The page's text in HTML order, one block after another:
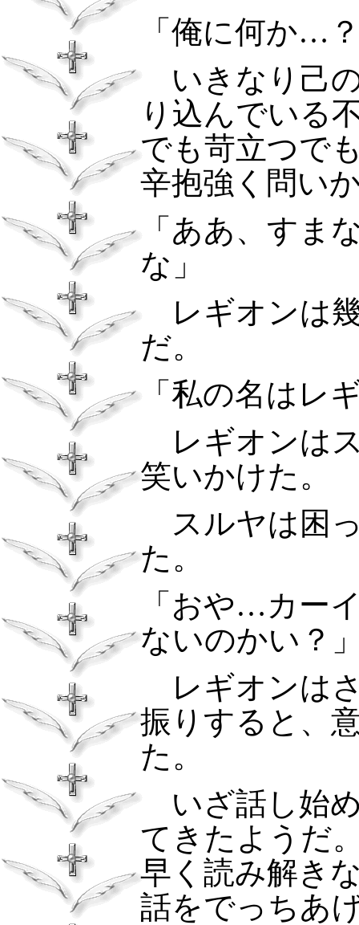
「俺に何か…
いきなり己
り込んでいる
でも苛立つで
辛抱強く問い
「ああ、すま
な」
レギオンは
だ。
「私の名はレ
レギオンは
笑いかけた。
スルヤは困
た。
「おや…カー
ないのかい？
レギオンは
振りすると、
た。
いざ話し始
てきたようだ
早く読み解き
話をでっちあ